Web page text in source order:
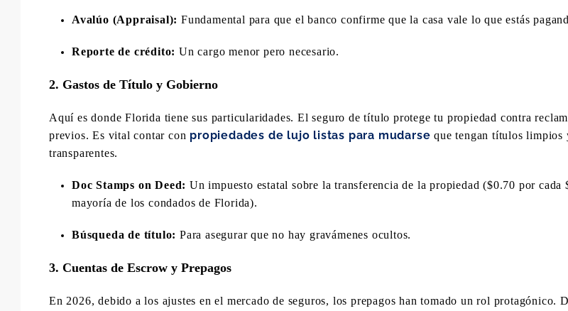
Avalúo (Appraisal): Fundamental para que el banco confirme que la casa vale lo que estás
Reporte de crédito: Un cargo menor pero necesario.
2. Gastos de Título y Gobierno
Aquí es donde Florida tiene sus particularidades. El seguro de título protege tu propiedad contra
previos. Es vital contar con propiedades de lujo listas para mudarse que tengan títulos limpios
transparentes.
Doc Stamps on Deed: Un impuesto estatal sobre la transferencia de la propiedad ($0.70 por cada
mayoría de los condados de Florida).
Búsqueda de título: Para asegurar que no hay gravámenes ocultos.
3. Cuentas de Escrow y Prepagos
En 2026, debido a los ajustes en el mercado de seguros, los prepagos han tomado un rol protagónico.